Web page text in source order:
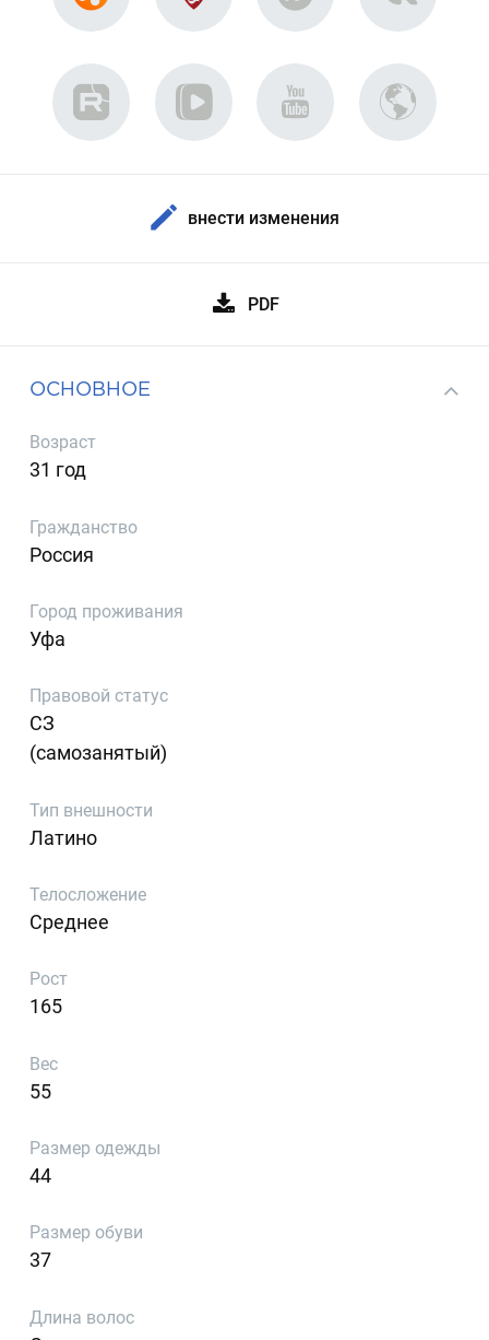
внести изменения
PDF
ОСНОВНОЕ
Возраст
31 год
Гражданство
Россия
Город проживания
Уфа
Правовой статус
СЗ
(самозанятый)
Тип внешности
Латино
Телосложение
Среднее
Рост
165
Вес
55
Размер одежды
44
Размер обуви
37
Длина волос